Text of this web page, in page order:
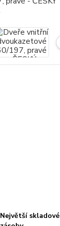
Největší skladové